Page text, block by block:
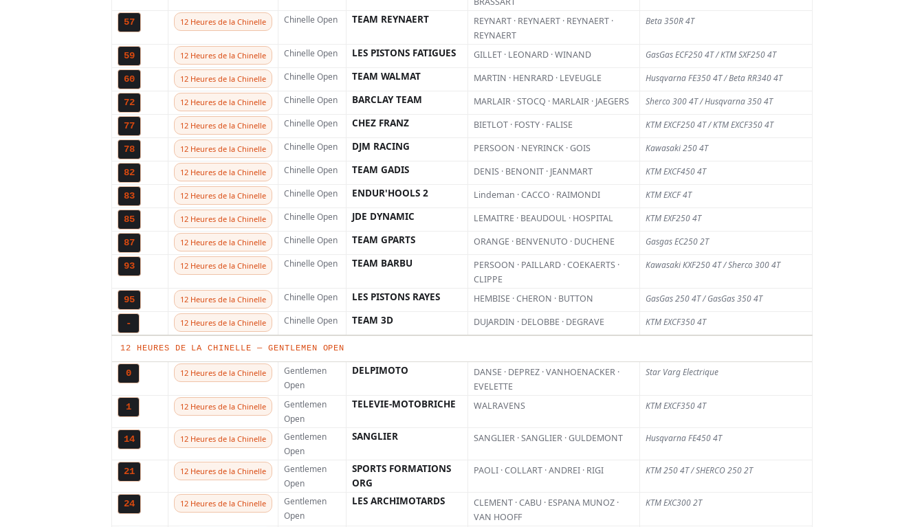
57 12 Heures de la Chinelle Chinelle Open TEAM REYNAERT
REYNART · REYNAERT · REYNAERT ·
REYNAERT
Beta 350R 4T
59 12 Heures de la Chinelle Chinelle Open LES PISTONS FATIGUES GILLET · LEONARD · WINAND GasGas ECF250 4T / KTM SXF250 4T
60 12 Heures de la Chinelle Chinelle Open TEAM WALMAT MARTIN · HENRARD · LEVEUGLE Husqvarna FE350 4T / Beta RR340 4T
72 12 Heures de la Chinelle Chinelle Open BARCLAY TEAM MARLAIR · STOCQ · MARLAIR · JAEGERS Sherco 300 4T / Husqvarna 350 4T
77 12 Heures de la Chinelle Chinelle Open CHEZ FRANZ BIETLOT · FOSTY · FALISE KTM EXCF250 4T / KTM EXCF350 4T
78 12 Heures de la Chinelle Chinelle Open DJM RACING PERSOON · NEYRINCK · GOIS Kawasaki 250 4T
82 12 Heures de la Chinelle Chinelle Open TEAM GADIS DENIS · BENONIT · JEANMART KTM EXCF450 4T
83 12 Heures de la Chinelle Chinelle Open ENDUR'HOOLS 2 Lindeman · CACCO · RAIMONDI KTM EXCF 4T
85 12 Heures de la Chinelle Chinelle Open JDE DYNAMIC LEMAITRE · BEAUDOUL · HOSPITAL KTM EXF250 4T
87 12 Heures de la Chinelle Chinelle Open TEAM GPARTS ORANGE · BENVENUTO · DUCHENE Gasgas EC250 2T
93 12 Heures de la Chinelle Chinelle Open TEAM BARBU
PERSOON · PAILLARD · COEKAERTS ·
CLIPPE
Kawasaki KXF250 4T / Sherco 300 4T
95 12 Heures de la Chinelle Chinelle Open LES PISTONS RAYES HEMBISE · CHERON · BUTTON GasGas 250 4T / GasGas 350 4T
- 12 Heures de la Chinelle Chinelle Open TEAM 3D DUJARDIN · DELOBBE · DEGRAVE KTM EXCF350 4T
12 HEURES DE LA CHINELLE — GENTLEMEN OPEN
0 12 Heures de la Chinelle
Gentlemen
Open
DELPIMOTO
DANSE · DEPREZ · VANHOENACKER ·
EVELETTE
Star Varg Electrique
1 12 Heures de la Chinelle
Gentlemen
Open
TELEVIE-MOTOBRICHE WALRAVENS KTM EXCF350 4T
14 12 Heures de la Chinelle
Gentlemen
Open
SANGLIER SANGLIER · SANGLIER · GULDEMONT Husqvarna FE450 4T
21 12 Heures de la Chinelle
Gentlemen
Open
SPORTS FORMATIONS
ORG
PAOLI · COLLART · ANDREI · RIGI KTM 250 4T / SHERCO 250 2T
24 12 Heures de la Chinelle
Gentlemen
Open
LES ARCHIMOTARDS
CLEMENT · CABU · ESPANA MUNOZ ·
VAN HOOFF
KTM EXC300 2T
Les pilotes s’affronteront en duel sur un tracé de
Supercross long de 500 mètres. La première édition a
été disputée en 2016 et Lars Van Berkel (2019 et 2022)
et Jeffrey Herlings (2023) sont les deux derniers
« King of Airtime ».
A découvrir !
Toutes les infos sur
sécheresse,
des mesures
de sécurité
pour limiter
les risques
6 AOÛT 2026
Ce week-end, l'esplanade
dizaines de milliers de
personnes. Les 12
Advertisment